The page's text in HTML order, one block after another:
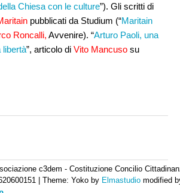
Chiesa con le culture”). Gli scritti di
pubblicati da Studium (“Maritain
Roncalli, Avvenire). “Arturo Paoli, una
libertà”, articolo di Vito Mancuso su
c3dem - Costituzione Concilio
Theme: Yoko by Elmastudio modified